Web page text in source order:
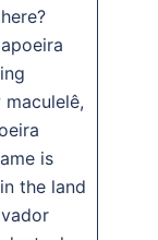
maculelê,
is
the land